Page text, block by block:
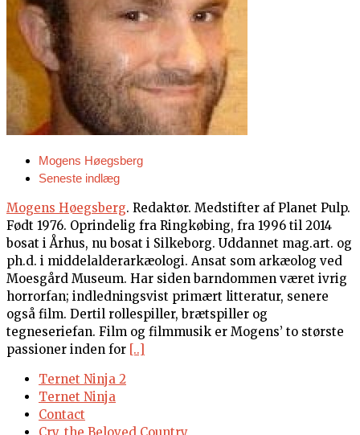
Mogens Høegsberg
Seneste indlæg
Mogens Høegsberg. Redaktør. Medstifter af Planet Pulp.
Født 1976. Oprindelig fra Ringkøbing, fra 1996 til 2014
bosat i Århus, nu bosat i Silkeborg. Uddannet mag.art. og
ph.d. i middelalderarkæologi. Ansat som arkæolog ved
Moesgård Museum. Har siden barndommen været ivrig
horrorfan; indledningsvist primært litteratur, senere
også film. Dertil rollespiller, brætspiller og
tegneseriefan. Film og filmmusik er Mogens’ to største
passioner inden for [..]
Ternet Ninja 2
Ternet Ninja
Contact